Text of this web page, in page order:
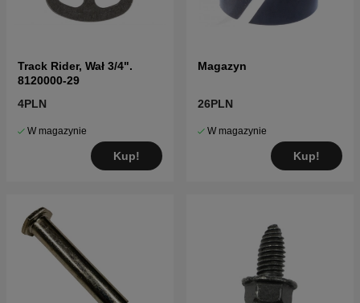
Track Rider, Wał 3/4".
8120000-29
4PLN
W magazynie
Kup!
Magazyn
26PLN
W magazynie
Kup!